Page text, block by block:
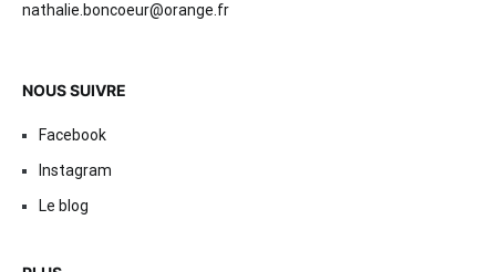
nathalie.boncoeur@orange.fr
NOUS SUIVRE
Facebook
Instagram
Le blog